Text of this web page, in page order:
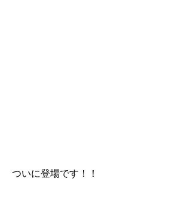
ついに登場です！！